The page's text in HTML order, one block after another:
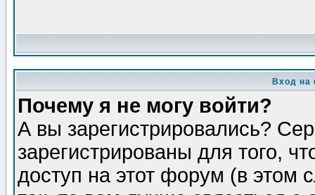
Вход на
Почему я не могу войти?
А вы зарегистрировались?
зарегистрированы для того,
доступ на этот форум (в этом